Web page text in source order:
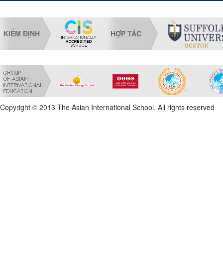
KIỂM ĐỊNH HỢP TÁC
Copyright © 2013 The Asian International School. All rights reserved